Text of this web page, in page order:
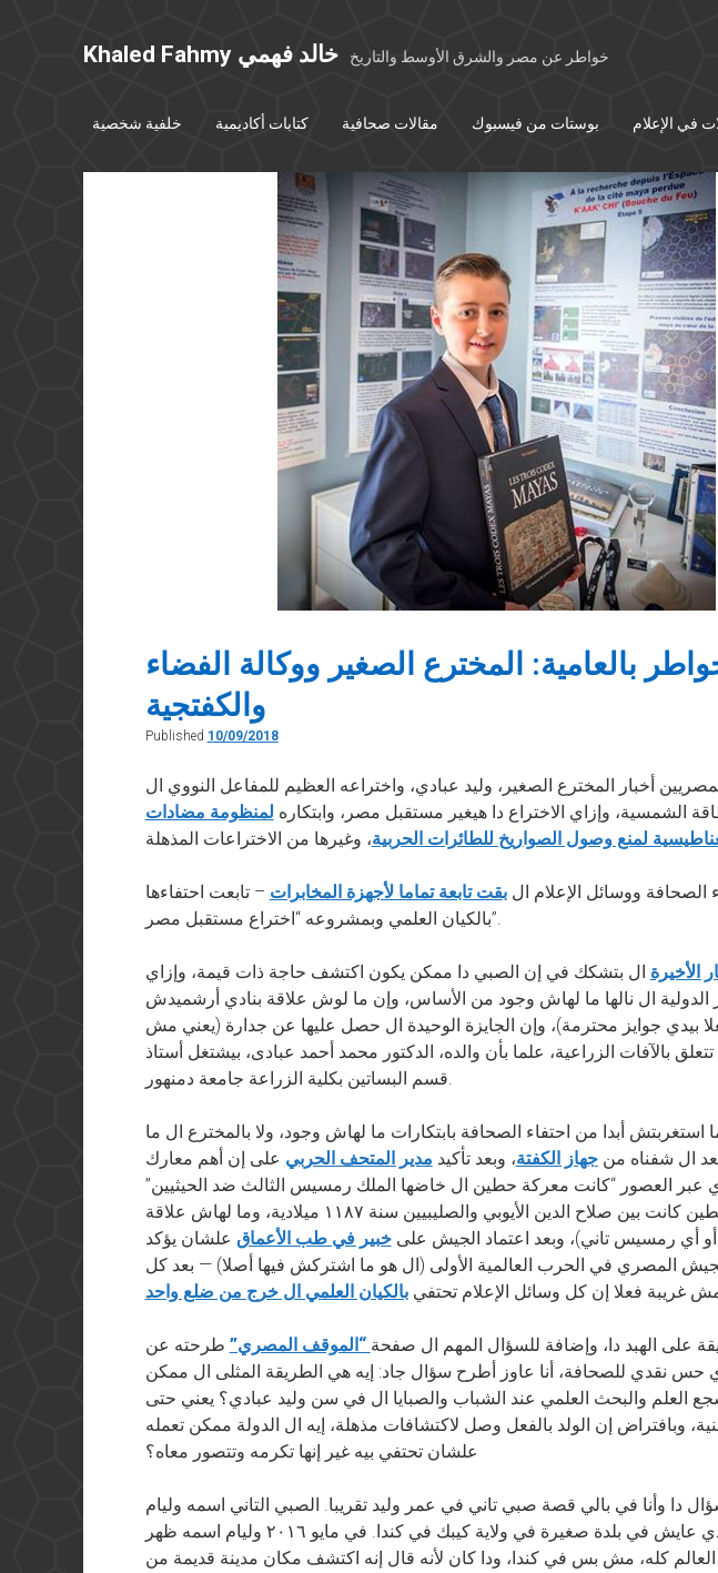
Khaled Fahmy خالد فهمي خواطر عن مصر والشرق الأوسط والتاريخ
خلفية شخصية كتابات أكاديمية مقالات صحافية بوستات من فيسبوك في الإعلام
بالعامية: المخترع الصغير ووكالة الفضاء
والكفتجية
Published 10/09/2018
أخبار المخترع الصغير، وليد عبادي، واختراعه العظيم للمفاعل النووي ال
الشمسية، وإزاي الاختراع دا هيغير مستقبل مصر، وابتكاره لمنظومة مضادات
لمنع وصول الصواريخ للطائرات الحربية
الصحافة ووسائل الإعلام البقت تابعة تماما لأجهزة المخابرات – تابعت احتفاءها
بالكيان العلمي وبمشروعه “اختراع مستقبل مصر”.
الأخيرة ال بتشكك في إن الصبي دا ممكن يكون اكتشف حاجة ذات قيمة، وإزاي
الدولية ال نالها ما لهاش وجود من الأساس، وإن ما لوش علاقة بنادي أرشميدش
بيدي جوايز محترمة)، وإن الجايزة الوحيدة ال حصل عليها عن جدارة (يعني مش
بالآفات الزراعية، علما بأن والده، الدكتور محمد أحمد عبادى، بيشتغل أستاذ
قسم البساتين بكلية الزراعة جامعة دمنهور.
استغربتش أبدا من احتفاء الصحافة بابتكارات ما لهاش وجود، ولا بالمخترع ال ما
ال شفناه منجهاز الكفتة، وبعد تأكيد مدير المتحف الحربي على إن أهم معارك
عبر العصور “كانت معركة حطين ال خاضها الملك رمسيس الثالث ضد الحيثيين”
(معركة حطين كانت بين صلاح الدين الأيوبي والصليبيين سنة ١١٨٧ ميلادية، وما لهاش علاقة
أي رمسيس تاني)، وبعد اعتماد الجيش علىخبير في طب الأعماق علشان يؤكد
المصري في الحرب العالمية الأولى (ال هو ما اشتركش فيها أصلا) — بعد كل
غريبة فعلا إن كل وسائل الإعلام تحتفيبالكيان العلمي ال خرج من ضلع واحد
على الهبد دا، وإضافة للسؤال المهم ال صفحة “الموقف المصري” طرحته عن
حس نقدي للصحافة، أنا عاوز أطرح سؤال جاد: إيه هي الطريقة المثلى ال ممكن
العلم والبحث العلمي عند الشباب والصبايا ال في سن وليد عبادي؟ يعني حتى
وبافتراض إن الولد بالفعل وصل لاكتشافات مذهلة، إيه ال الدولة ممكن تعمله
علشان تحتفي بيه غير إنها تكرمه وتتصور معاه؟
دا وأنا في بالي قصة صبي تاني في عمر وليد تقريبا. الصبي التاني اسمه وليام
جاداوري، كندي عايش في بلدة صغيرة في ولاية كيبك في كندا. في مايو ٢٠١٦ وليام اسمه ظهر
كله، مش بس في كندا، ودا كان لأنه قال إنه اكتشف مكان مدينة قديمة من